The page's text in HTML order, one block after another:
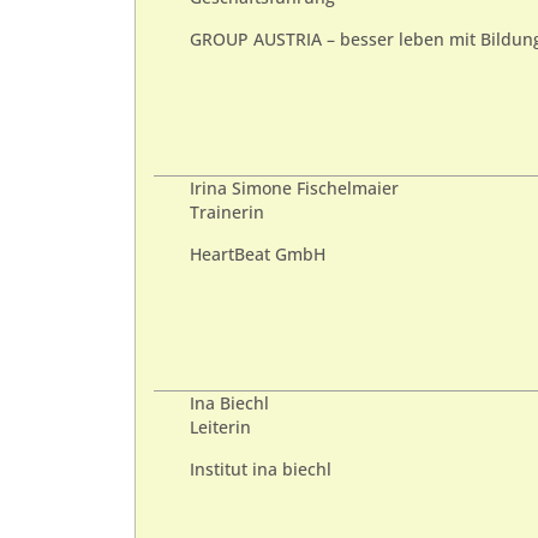
GROUP AUSTRIA – besser leben mit
Irina Simone Fischelmaier
Trainerin
HeartBeat GmbH
Ina Biechl
Leiterin
Institut ina biechl